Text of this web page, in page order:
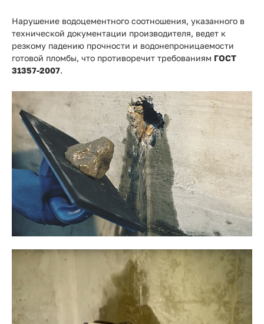
Нарушение водоцементного соотношения, указанного в
технической документации производителя, ведет к
резкому падению прочности и водонепроницаемости
готовой пломбы, что противоречит требованиям ГОСТ
31357-2007.